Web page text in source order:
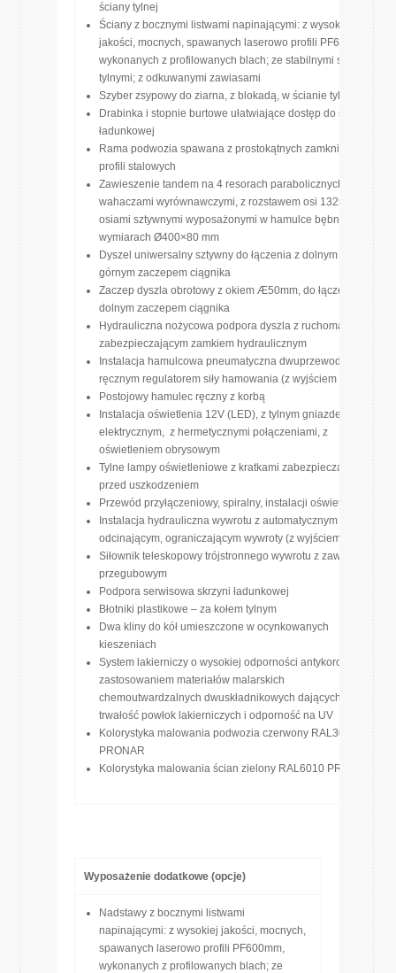
ściany tylnej
Ściany z bocznymi listwami napinającymi: z wysokiej
jakości, mocnych, spawanych laserowo profili PF600mm,
wykonanych z profilowanych blach; ze stabilnymi słupkami
tylnymi; z odkuwanymi zawiasami
Szyber zsypowy do ziarna, z blokadą, w ścianie tylnej
Drabinka i stopnie burtowe ułatwiające dostęp do skrzyni
ładunkowej
Rama podwozia spawana z prostokątnych zamkniętych
profili stalowych
Zawieszenie tandem na 4 resorach parabolicznych, z
wahaczami wyrównawczymi, z rozstawem osi 1325mm, z
osiami sztywnymi wyposażonymi w hamulce bębnowe o
wymiarach Ø400×80 mm
Dyszel uniwersalny sztywny do łączenia z dolnym lub
górnym zaczepem ciągnika
Zaczep dyszla obrotowy z okiem Æ50mm, do łączenia z
dolnym zaczepem ciągnika
Hydrauliczna nożycowa podpora dyszla z ruchomą stopą i
zabezpieczającym zamkiem hydraulicznym
Instalacja hamulcowa pneumatyczna dwuprzewodowa z
ręcznym regulatorem siły hamowania (z wyjściem na tył)
Postojowy hamulec ręczny z korbą
Instalacja oświetlenia 12V (LED), z tylnym gniazdem
elektrycznym, z hermetycznymi połączeniami, z
oświetleniem obrysowym
Tylne lampy oświetleniowe z kratkami zabezpieczającymi
przed uszkodzeniem
Przewód przyłączeniowy, spiralny, instalacji oświetleniowej
Instalacja hydrauliczna wywrotu z automatycznym zaworem
odcinającym, ograniczającym wywroty (z wyjściem na tył)
Siłownik teleskopowy trójstronnego wywrotu z zawiesiem
przegubowym
Podpora serwisowa skrzyni ładunkowej
Błotniki plastikowe – za kołem tylnym
Dwa kliny do kół umieszczone w ocynkowanych
kieszeniach
System lakierniczy o wysokiej odporności antykorozyjnej z
zastosowaniem materiałów malarskich
chemoutwardzalnych dwuskładnikowych dających dużą
trwałość powłok lakierniczych i odporność na UV
Kolorystyka malowania podwozia czerwony RAL3000
PRONAR
Kolorystyka malowania ścian zielony RAL6010 PRONAR
Wyposażenie dodatkowe (opcje)
Nadstawy z bocznymi listwami
napinającymi: z wysokiej jakości, mocnych,
spawanych laserowo profili PF600mm,
wykonanych z profilowanych blach; ze